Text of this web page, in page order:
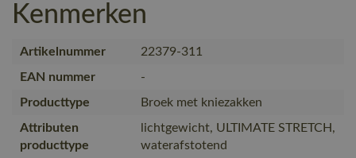
Kenmerken
Artikelnummer
22379-311
EAN nummer
-
Producttype
Broek met kniezakken
Attributen
producttype
lichtgewicht, ULTIMATE STRETCH,
waterafstotend